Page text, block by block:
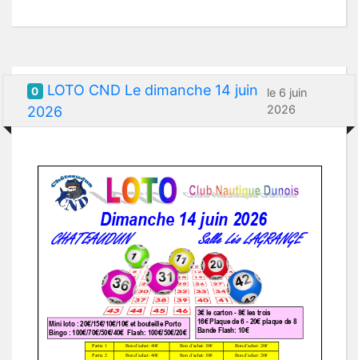
0
LOTO CND Le dimanche 14 juin
2026
le 6 juin
2026